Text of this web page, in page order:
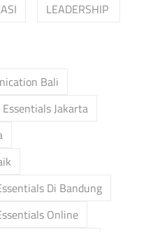
LEADERSHIP
Bali
Jakarta
Di Bandung
Online